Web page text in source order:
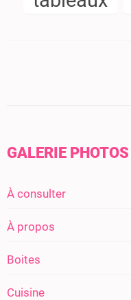
GALERIE PHOTOS
À consulter
À propos
Boites
Cuisine